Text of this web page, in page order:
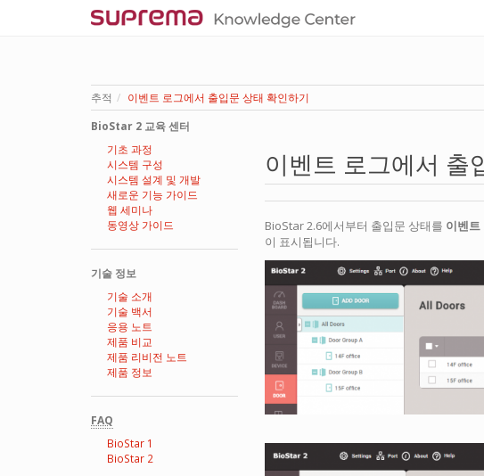
추적
이벤트 로그에서 출입문 상태 확인하기
BioStar 2 교육 센터
기초 과정
시스템 구성
시스템 설계 및 개발
새로운 기능 가이드
웹 세미나
동영상 가이드
기술 정보
기술 소개
기술 백서
응용 노트
제품 비교
제품 리비전 노트
제품 정보
FAQ
BioStar 1
BioStar 2
이벤트 로그에서 출
BioStar 2.6에서부터 출입문 상태를 이벤
이 표시됩니다.